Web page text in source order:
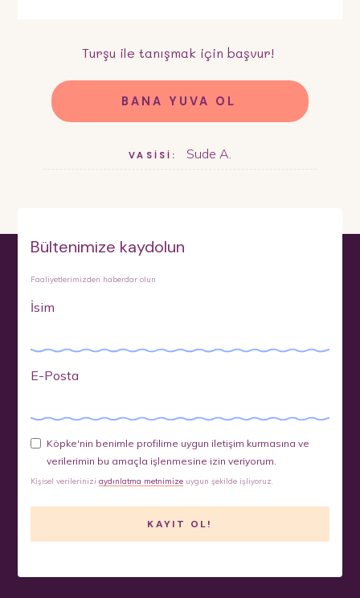
Turşu ile tanışmak için başvur!
BANA YUVA OL
VASİSİ: Sude A.
Bültenimize kaydolun
Faaliyetlerimizden haberdar olun
İsim
E-Posta
Köpke'nin benimle profilime uygun iletişim kurmasına ve
verilerimin bu amaçla işlenmesine izin veriyorum.
Kişisel verileriniziaydınlatma metnimize uygun şekilde işliyoruz.